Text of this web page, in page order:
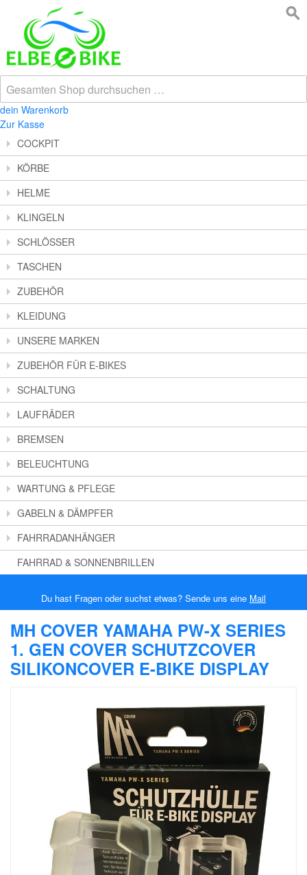
dein Warenkorb
Zur Kasse
COCKPIT
KÖRBE
HELME
KLINGELN
SCHLÖSSER
TASCHEN
ZUBEHÖR
KLEIDUNG
UNSERE MARKEN
ZUBEHÖR FÜR E-BIKES
SCHALTUNG
LAUFRÄDER
BREMSEN
BELEUCHTUNG
WARTUNG & PFLEGE
GABELN & DÄMPFER
FAHRRADANHÄNGER
FAHRRAD & SONNENBRILLEN
Du hast Fragen oder suchst etwas? Sende uns eine Mail
MH COVER YAMAHA PW-X SERIES
1. GEN COVER SCHUTZCOVER
SILIKONCOVER E-BIKE DISPLAY